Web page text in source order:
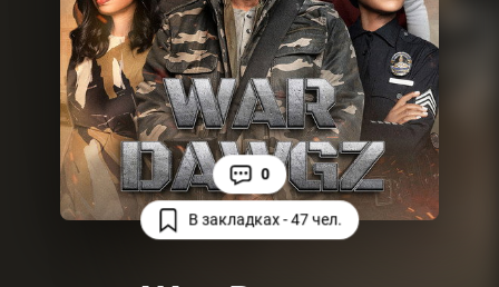
В закладках - 47 чел.
0